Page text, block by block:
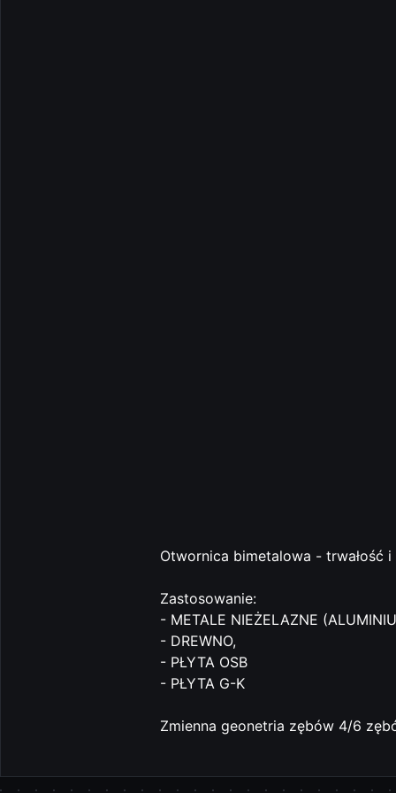
Otwornica bimetalowa - trwałość
Zastosowanie:
- METALE NIEŻELAZNE
- DREWNO,
- PŁYTA OSB
- PŁYTA G-K
Zmienna geonetria zębów 4/6